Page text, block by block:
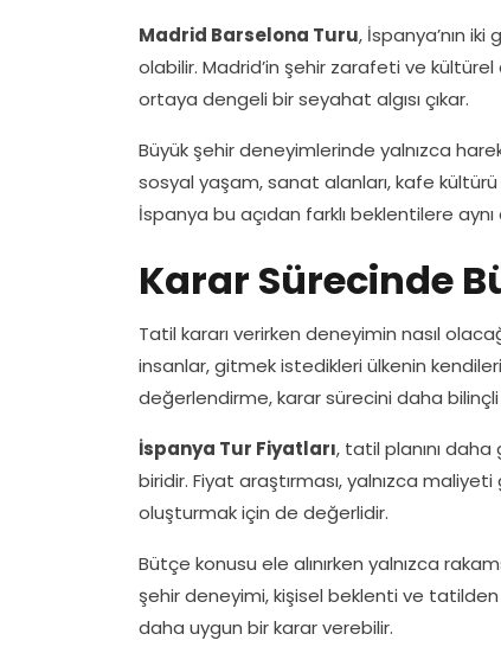
Madrid Barselona Turu, İspanya’nın
olabilir. Madrid’in şehir zarafeti ve
ortaya dengeli bir seyahat algısı çıkar.
Büyük şehir deneyimlerinde yalnızca
sosyal yaşam, sanat alanları, kafe
İspanya bu açıdan farklı beklentilere
Karar Sürecinde
Tatil kararı verirken deneyimin nasıl
insanlar, gitmek istedikleri ülkenin
değerlendirme, karar sürecini daha
İspanya Tur Fiyatları, tatil planını
biridir. Fiyat araştırması, yalnızca
oluşturmak için de değerlidir.
Bütçe konusu ele alınırken yalnızca
şehir deneyimi, kişisel beklenti ve
daha uygun bir karar verebilir.